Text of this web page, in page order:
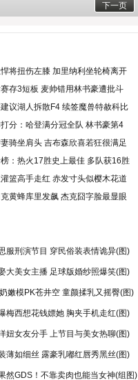
下一页
将扭伤左膝 加里纳利坐轮椅离开
存3短板 麦帅错用林书豪遭批斗
议湖人拆散F4 续签魔兽特赦科比
分：哈登满分冠全队 林书豪第4
骑坐肩头 吉布森欣喜若狂很满足
：热火17胜史上最佳 多队获16胜
篮高手走红 赤发寸头似樱木花道
黄蜂库里发飙 杰克囧字脸最显眼
服刑演节目 穿民俗装表情诡异(图)
大美女主播 足球版婚纱照爆笑(图)
嫩模PK苍井空 童颜揉乳又摇臀(图)
梅西想花钱嫖她 胸夹手机走红(图)
妞女友分手 上节目与美女热聊(图)
薄如细丝 露豪乳嘟红唇秀黑丝(图)
然GDS！不靠卖肉也能当女神(组图)